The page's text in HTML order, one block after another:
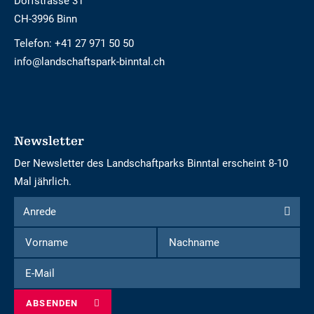
CH-3996 Binn
Telefon: +41 27 971 50 50
info@landschaftspark-binntal.ch
Newsletter
Der Newsletter des Landschaftparks Binntal erscheint 8-10
Mal jährlich.
Formular
um
sich
für
den
Anrede
Anrede
Vorname
Nachname
Mail